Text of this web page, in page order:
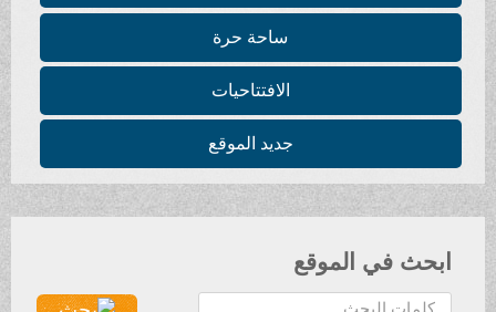
ساحة حرة
الافتتاحيات
جديد الموقع
ابحث في الموقع